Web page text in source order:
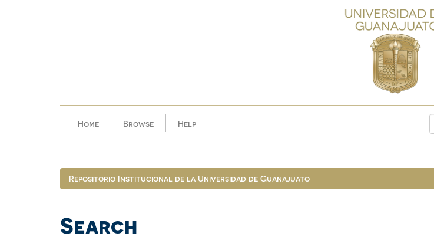
Home Browse Help
Repositorio Institucional de la Universidad de Guanajuato
Search